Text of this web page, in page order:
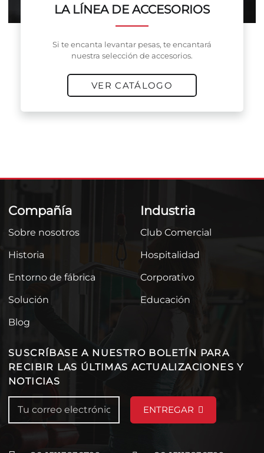
LA LÍNEA DE ACCESORIOS
Si te encanta levantar pesas, te encantará
nuestra selección de accesorios.
VER CATÁLOGO
Compañía
Sobre nosotros
Historia
Entorno de fábrica
Solución
Blog
Industria
Club Comercial
Hospitalidad
Corporativo
Educación
SUSCRÍBASE A NUESTRO BOLETÍN PARA
RECIBIR LAS ÚLTIMAS ACTUALIZACIONES Y
NOTICIAS
ENTREGAR